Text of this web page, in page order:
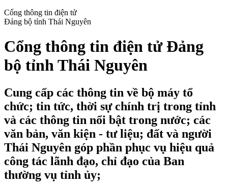
Cổng thông tin điện tử
Đảng bộ tỉnh Thái Nguyên
Cổng thông tin điện tử Đảng
bộ tỉnh Thái Nguyên
Cung cấp các thông tin về bộ máy tổ
chức; tin tức, thời sự chính trị trong tỉnh
và các thông tin nổi bật trong nước; các
văn bản, văn kiện - tư liệu; đất và người
Thái Nguyên góp phần phục vụ hiệu quả
công tác lãnh đạo, chỉ đạo của Ban
thường vụ tỉnh ủy;